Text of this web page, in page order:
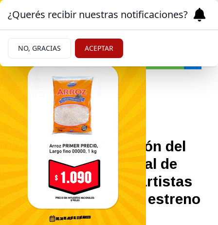
Cultura
21/06/2026
Se viene la 24° edición del
Festival Internacional de
Percusión a Roca: artistas
de siete países y un estreno
mundial
¿Querés recibir nuestras notificaciones?
NO, GRACIAS ACEPTAR